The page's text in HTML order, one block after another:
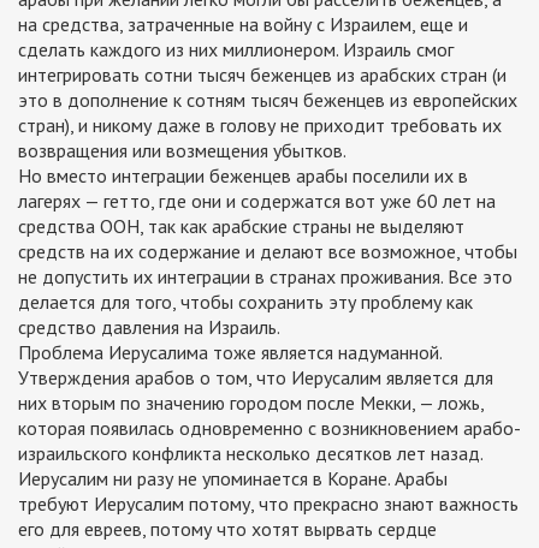
на средства, затраченные на войну с Израилем, еще и
сделать каждого из них миллионером. Израиль смог
интегрировать сотни тысяч беженцев из арабских стран (и
это в дополнение к сотням тысяч беженцев из европейских
стран), и никому даже в голову не приходит требовать их
возвращения или возмещения убытков.
Но вместо интеграции беженцев арабы поселили их в
лагерях — гетто, где они и содержатся вот уже 60 лет на
средства ООН, так как арабские страны не выделяют
средств на их содержание и делают все возможное, чтобы
не допустить их интеграции в странах проживания. Все это
делается для того, чтобы сохранить эту проблему как
средство давления на Израиль.
Проблема Иерусалима тоже является надуманной.
Утверждения арабов о том, что Иерусалим является для
них вторым по значению городом после Мекки, — ложь,
которая появилась одновременно с возникновением арабо-
израильского конфликта несколько десятков лет назад.
Иерусалим ни разу не упоминается в Коране. Арабы
требуют Иерусалим потому, что прекрасно знают важность
его для евреев, потому что хотят вырвать сердце